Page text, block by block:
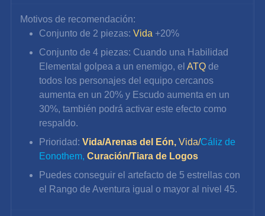
Motivos de recomendación:
Conjunto de 2 piezas: Vida +20%
Conjunto de 4 piezas: Cuando una Habilidad
Elemental golpea a un enemigo, el ATQ de
todos los personajes del equipo cercanos
aumenta en un 20% y Escudo aumenta en un
30%, también podrá activar este efecto como
respaldo.
Prioridad: Vida/Arenas del Eón, Vida/Cáliz de
Eonothem, Curación/Tiara de Logos
Puedes conseguir el artefacto de 5 estrellas con
el Rango de Aventura igual o mayor al nivel 45.